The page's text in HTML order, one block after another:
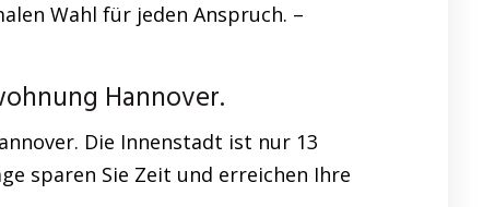
Wahl für jeden Anspruch. –
Hannover.
Die Innenstadt ist nur 13
sparen Sie Zeit und erreichen Ihre